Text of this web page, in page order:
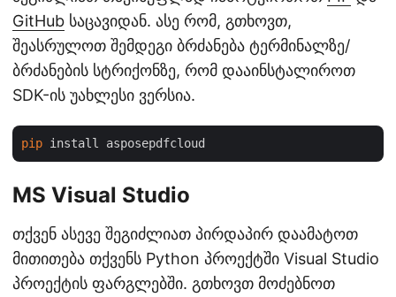
GitHub საცავიდან. ასე რომ, გთხოვთ,
შეასრულოთ შემდეგი ბრძანება ტერმინალზე/
ბრძანების სტრიქონზე, რომ დააინსტალიროთ
SDK-ის უახლესი ვერსია.
pip
MS Visual Studio
თქვენ ასევე შეგიძლიათ პირდაპირ დაამატოთ
მითითება თქვენს Python პროექტში Visual Studio
პროექტის ფარგლებში. გთხოვთ მოძებნოთ